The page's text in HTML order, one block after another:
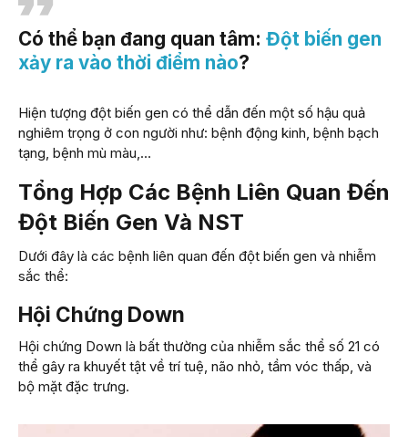
Có thể bạn đang quan tâm: Đột biến gen
xảy ra vào thời điểm nào?
Hiện tượng đột biến gen có thể dẫn đến một số hậu quả
nghiêm trọng ở con người như: bệnh động kinh, bệnh bạch
tạng, bệnh mù màu,…
Tổng Hợp Các Bệnh Liên Quan Đến
Đột Biến Gen Và NST
Dưới đây là các bệnh liên quan đến đột biến gen và nhiễm
sắc thể:
Hội Chứng Down
Hội chứng Down là bất thường của nhiễm sắc thể số 21 có
thể gây ra khuyết tật về trí tuệ, não nhỏ, tầm vóc thấp, và
bộ mặt đặc trưng.